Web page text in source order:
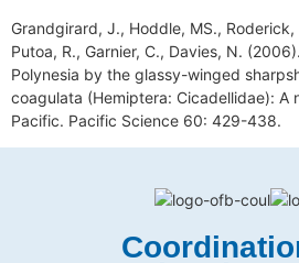
Grandgirard, J., Hoddle, MS.,
Putoa, R., Garnier, C., Davies, N.
Polynesia by the glassy-winged
coagulata (Hemiptera: Cicadellidae): A
Pacific. Pacific Science 60: 429-438.